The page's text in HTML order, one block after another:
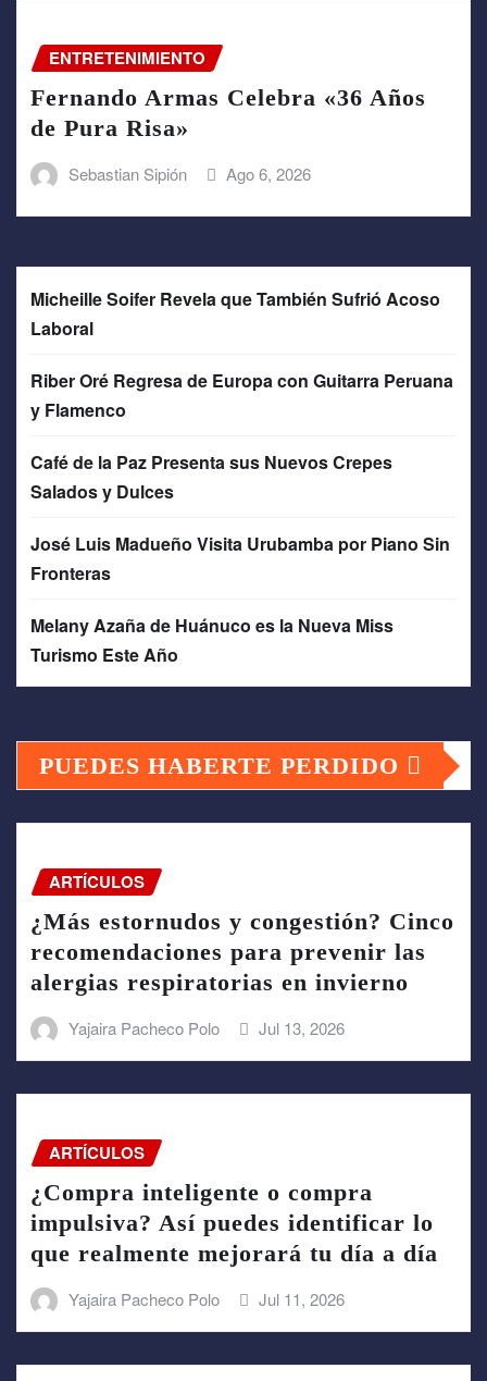
ENTRETENIMIENTO
Fernando Armas Celebra «36 Años
de Pura Risa»
Sebastian Sipión Ago 6, 2026
Micheille Soifer Revela que También Sufrió Acoso
Laboral
Riber Oré Regresa de Europa con Guitarra Peruana
y Flamenco
Café de la Paz Presenta sus Nuevos Crepes
Salados y Dulces
José Luis Madueño Visita Urubamba por Piano Sin
Fronteras
Melany Azaña de Huánuco es la Nueva Miss
Turismo Este Año
PUEDES HABERTE PERDIDO
ARTÍCULOS
¿Más estornudos y congestión? Cinco
recomendaciones para prevenir las
alergias respiratorias en invierno
Yajaira Pacheco Polo Jul 13, 2026
ARTÍCULOS
¿Compra inteligente o compra
impulsiva? Así puedes identificar lo
que realmente mejorará tu día a día
Yajaira Pacheco Polo Jul 11, 2026